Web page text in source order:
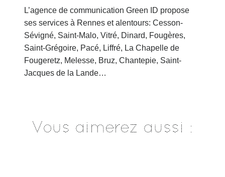
L’agence de communication Green ID propose
ses services à Rennes et alentours: Cesson-
Sévigné, Saint-Malo, Vitré, Dinard, Fougères,
Saint-Grégoire, Pacé, Liffré, La Chapelle de
Fougeretz, Melesse, Bruz, Chantepie, Saint-
Jacques de la Lande…
Vous aimerez aussi :